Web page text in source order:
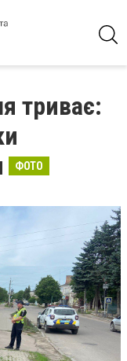
триває:
ФОТО